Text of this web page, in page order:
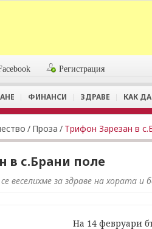
Регистрация
ФИНАНСИ ЗДРАВЕ КАК ДА
/ Проза / Трифон Зарезан в
в с.Брани поле
веселихме за здраве на хората и
На 14 февруари